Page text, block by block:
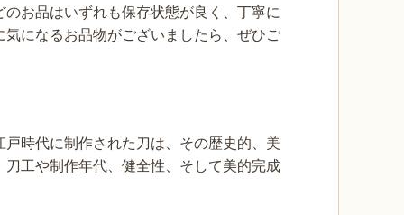
お品はいずれも保存状態が良く、丁寧に
になるお品物がございましたら、ぜひご
時代に制作された刀は、その歴史的、美
工や制作年代、健全性、そして美的完成